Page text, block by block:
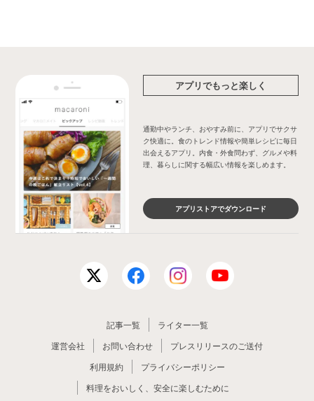
アプリでもっと楽しく
通勤中やランチ、おやすみ前に、アプリでサクサ
ク快適に。食のトレンド情報や簡単レシピに毎日
出会えるアプリ。内食・外食問わず、グルメや料
理、暮らしに関する幅広い情報を楽しめます。
アプリストアでダウンロード
記事一覧
ライター一覧
運営会社
お問い合わせ
プレスリリースのご送付
利用規約
プライバシーポリシー
料理をおいしく、安全に楽しむために